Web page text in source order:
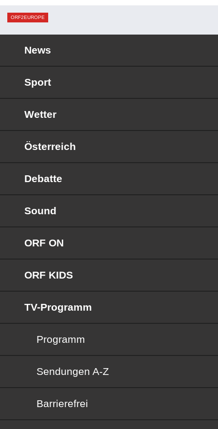
ORF2EUROPE
News
Sport
Wetter
Österreich
Debatte
Sound
ORF ON
ORF KIDS
TV-Programm
Programm
Sendungen von A bis Z
Sendungen A-Z
Barrierefrei
Barrierefrei